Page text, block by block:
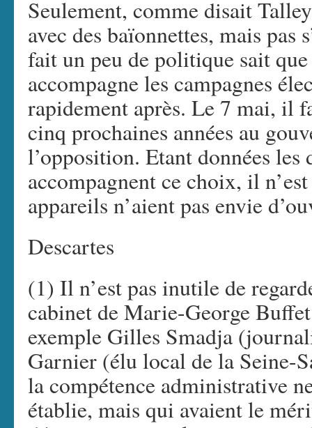
Seulement, comme disait
avec des baïonnettes, mais pas
fait un peu de politique sait
accompagne les campagnes
rapidement après. Le 7 mai, il
cinq prochaines années au
l’opposition. Etant données
accompagnent ce choix, il
appareils n’aient pas envie
Descartes
(1) Il n’est pas inutile de
cabinet de Marie-George
exemple Gilles Smadja
Garnier (élu local de la Seine-
la compétence administrative
établie, mais qui avaient le